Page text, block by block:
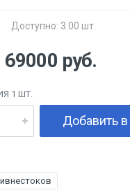
Доступно: 3.00 шт.
руб.
1 ШТ.
Добавить